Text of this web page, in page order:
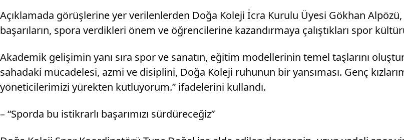
Açıklamada görüşlerine yer verilenlerden Doğa Koleji İcra Kurulu Üyesi Gökhan
başarıların, spora verdikleri önem ve öğrencilerine kazandırmaya çalıştıkları spor
Akademik gelişimin yanı sıra spor ve sanatın, eğitim modellerinin temel taşlarını
sahadaki mücadelesi, azmi ve disiplini, Doğa Koleji ruhunun bir yansıması. Genç
yöneticilerimizi yürekten kutluyorum.” ifadelerini kullandı.
– “Sporda bu istikrarlı başarımızı sürdüreceğiz”